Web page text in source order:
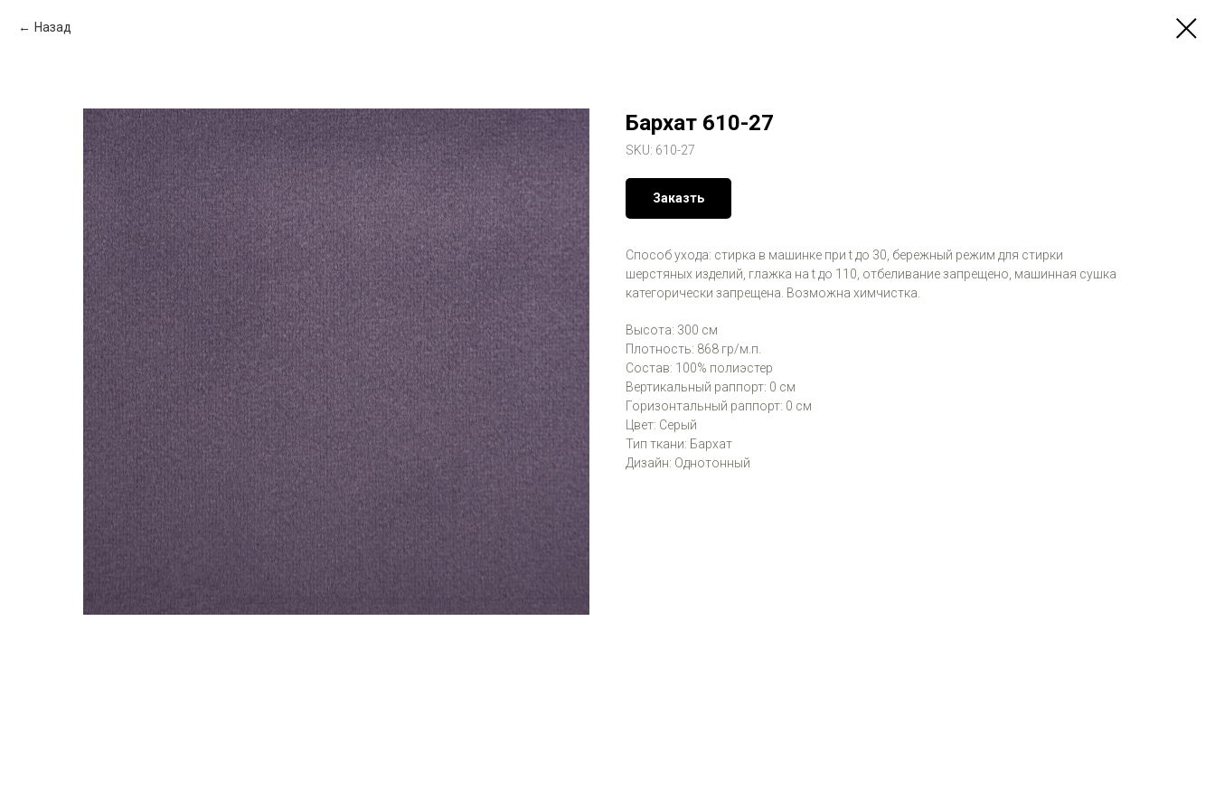
Назад
Бархат 610-27
SKU: 610-27
Заказть
Способ ухода: стирка в машинке при t до 30, бережный режим для стирки
шерстяных изделий, глажка на t до 110, отбеливание запрещено, машинная сушка
категорически запрещена. Возможна химчистка.
Высота: 300 см
Плотность: 868 гр/м.п.
Состав: 100% полиэстер
Вертикальный раппорт: 0 см
Горизонтальный раппорт: 0 см
Цвет: Серый
Тип ткани: Бархат
Дизайн: Однотонный